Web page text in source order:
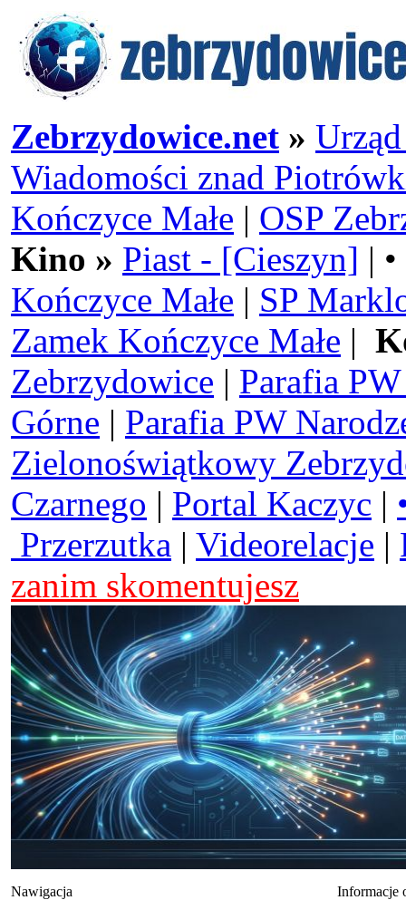
Zebrzydowice.net »
Wiadomości znad
Kończyce Małe | OSP
Kino » Piast - [Cieszyn] | •
Kończyce Małe | SP
Zamek Kończyce Małe |
Zebrzydowice | Parafia
Górne | Parafia PW
Zielonoświątkowy
Czarnego | Portal Kaczyc |
Przerzutka | Videorelacje |
zanim skomentujesz
Nawigacja Informacje